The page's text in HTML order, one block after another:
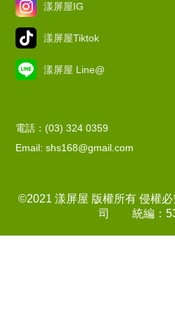
漾屏屋IG
漾屏屋Tiktok
漾屏屋 Line@
電話：(03) 324 0359
Email: shs168@gmail.com
©2021 漾屏屋 版權所有 侵
司 統編：